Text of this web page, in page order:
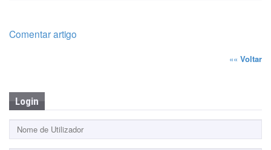
Comentar artigo
«« Voltar
Login